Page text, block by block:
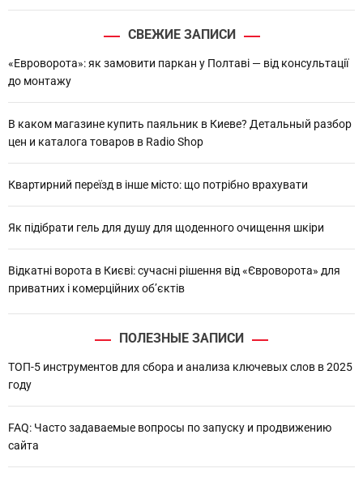
:
СВЕЖИЕ ЗАПИСИ
«Евроворота»: як замовити паркан у Полтаві — від консультації
до монтажу
В каком магазине купить паяльник в Киеве? Детальный разбор
цен и каталога товаров в Radio Shop
Квартирний переїзд в інше місто: що потрібно врахувати
Як підібрати гель для душу для щоденного очищення шкіри
Відкатні ворота в Києві: сучасні рішення від «Євроворота» для
приватних і комерційних об’єктів
ПОЛЕЗНЫЕ ЗАПИСИ
ТОП-5 инструментов для сбора и анализа ключевых слов в 2025
году
FAQ: Часто задаваемые вопросы по запуску и продвижению
сайта